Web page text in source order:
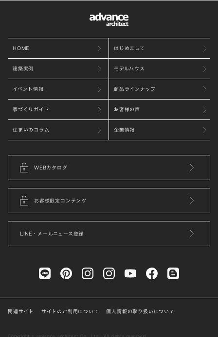
HOME はじめまして
建築実例 モデルハウス
イベント情報 商品ラインナップ
家づくりガイド お客様の声
住まいのコラム 企業情報
WEBカタログ
お客様限定コンテンツ
LINE・メールニュース登録
関連サイト サイトのご利用について 個人情報の取り扱いについて
Copyright © advance architect Co., Ltd . All rights reserved